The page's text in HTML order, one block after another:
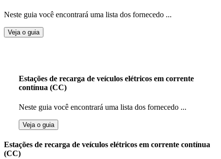
Neste guia você encontrará uma lista dos fornecedo ...
Veja o guia
Estações de recarga de veículos elétricos em corrente
contínua (CC)
Neste guia você encontrará uma lista dos fornecedo ...
Veja o guia
Estações de recarga de veículos elétricos em corrente contínua
(CC)